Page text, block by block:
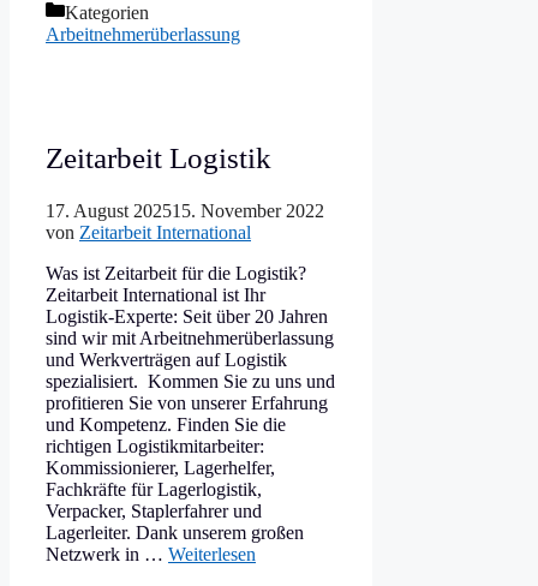
Kategorien
Arbeitnehmerüberlassung
Zeitarbeit Logistik
17. August 202515. November 2022
von Zeitarbeit International
Was ist Zeitarbeit für die Logistik?
Zeitarbeit International ist Ihr
Logistik-Experte: Seit über 20 Jahren
sind wir mit Arbeitnehmerüberlassung
und Werkverträgen auf Logistik
spezialisiert. Kommen Sie zu uns und
profitieren Sie von unserer Erfahrung
und Kompetenz. Finden Sie die
richtigen Logistikmitarbeiter:
Kommissionierer, Lagerhelfer,
Fachkräfte für Lagerlogistik,
Verpacker, Staplerfahrer und
Lagerleiter. Dank unserem großen
Netzwerk in … Weiterlesen